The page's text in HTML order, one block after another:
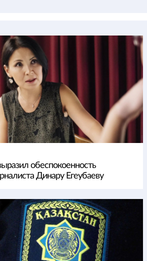
обеспокоенность
Динару Егеубаеву